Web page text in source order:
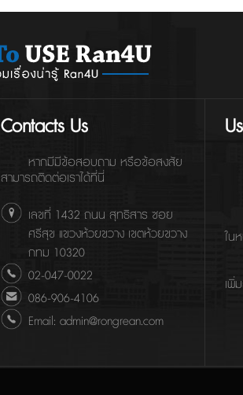
Contacts Us
หากมีมีข้อสอบถาม หรือข้อสงสัย
สามารถติดต่อเราได้ที่นี่
เลขที่ 1432 ถนน สุทธิสาร ซอย
ศรีสุข แขวงห้วยขวาง เขตห้วยขวาง
กทม 10320
02-047-0022
086-906-4106
Email: admin@rongrean.com
ใน
เพิ่